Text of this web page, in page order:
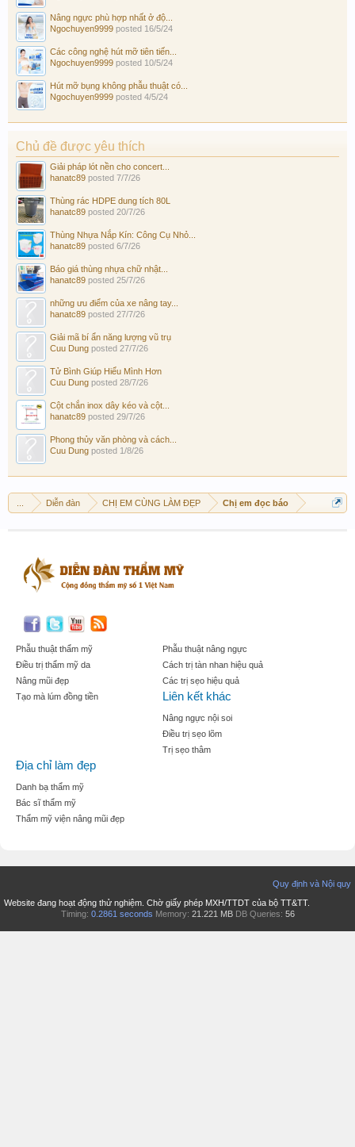
Nâng ngực phù hợp nhất ở độ...
Ngochuyen9999 posted 16/5/24
Các công nghệ hút mỡ tiên tiến...
Ngochuyen9999 posted 10/5/24
Hút mỡ bụng không phẫu thuật có...
Ngochuyen9999 posted 4/5/24
Chủ đề được yêu thích
Giải pháp lót nền cho concert...
hanatc89 posted 7/7/26
Thùng rác HDPE dung tích 80L
hanatc89 posted 20/7/26
Thùng Nhựa Nắp Kín: Công Cụ Nhỏ...
hanatc89 posted 6/7/26
Báo giá thùng nhựa chữ nhật...
hanatc89 posted 25/7/26
những ưu điểm của xe nâng tay...
hanatc89 posted 27/7/26
Giải mã bí ẩn năng lượng vũ trụ
Cuu Dung posted 27/7/26
Tử Bình Giúp Hiểu Mình Hơn
Cuu Dung posted 28/7/26
Cột chắn inox dây kéo và cột...
hanatc89 posted 29/7/26
Phong thủy văn phòng và cách...
Cuu Dung posted 1/8/26
Diễn đàn CHỊ EM CÙNG LÀM ĐẸP Chị em đọc báo
Phẫu thuật thẩm mỹ
Điều trị thẩm mỹ da
Nâng mũi đẹp
Tạo mà lúm đồng tiền
Phẫu thuật nâng ngực
Cách trị tàn nhan hiệu quả
Các trị sẹo hiệu quả
Liên kết khác
Nâng ngực nội soi
Điều trị sẹo lõm
Trị sẹo thâm
Địa chỉ làm đẹp
Danh bạ thẩm mỹ
Bác sĩ thẩm mỹ
Thẩm mỹ viện nâng mũi đẹp
Quy định và Nội quy
Website đang hoạt động thử nghiệm. Chờ giấy phép MXH/TTDT của bộ TT&TT.
Timing: 0.2861 seconds Memory: 21.221 MB DB Queries: 56